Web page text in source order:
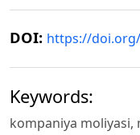
DOI: https://doi.org/
Keywords:
kompaniya